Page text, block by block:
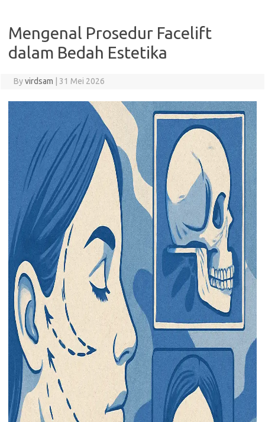
Mengenal Prosedur Facelift
dalam Bedah Estetika
Byvirdsam 31 Mei 2026